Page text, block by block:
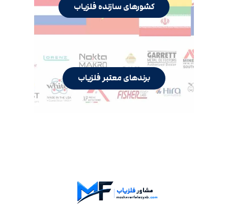
کشورهای سازنده فلزیاب
برندهای معتبر فلزیاب